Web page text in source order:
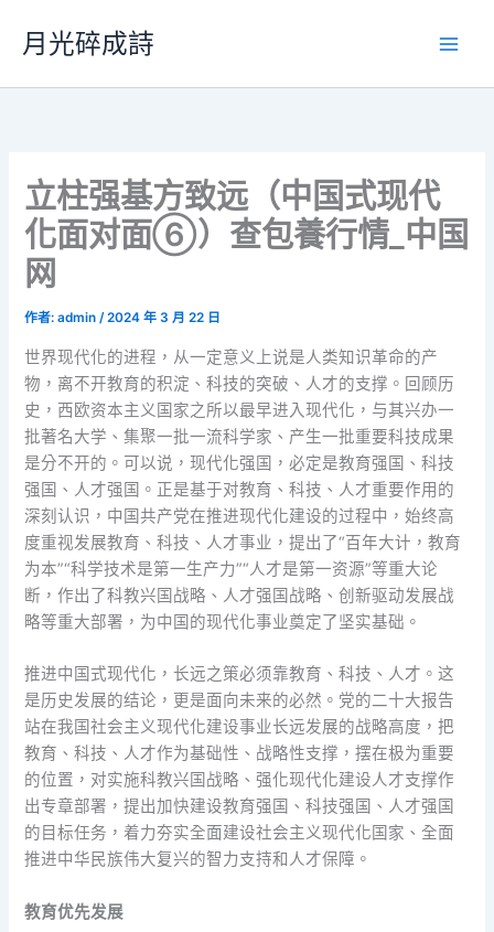
要
月光碎成詩
立柱强基方致远（中国式现代
化面对面⑥）查包養行情_中国
网
作者:admin/2024 年 3 月 22 日
世界现代化的进程，从一定意义上说是人类知识革命的产
物，离不开教育的积淀、科技的突破、人才的支撑。回顾历
史，西欧资本主义国家之所以最早进入现代化，与其兴办一
批著名大学、集聚一批一流科学家、产生一批重要科技成果
是分不开的。可以说，现代化强国，必定是教育强国、科技
强国、人才强国。正是基于对教育、科技、人才重要作用的
深刻认识，中国共产党在推进现代化建设的过程中，始终高
度重视发展教育、科技、人才事业，提出了“百年大计，教育
为本”“科学技术是第一生产力”“人才是第一资源”等重大论
断，作出了科教兴国战略、人才强国战略、创新驱动发展战
略等重大部署，为中国的现代化事业奠定了坚实基础。
推进中国式现代化，长远之策必须靠教育、科技、人才。这
是历史发展的结论，更是面向未来的必然。党的二十大报告
站在我国社会主义现代化建设事业长远发展的战略高度，把
教育、科技、人才作为基础性、战略性支撑，摆在极为重要
的位置，对实施科教兴国战略、强化现代化建设人才支撑作
出专章部署，提出加快建设教育强国、科技强国、人才强国
的目标任务，着力夯实全面建设社会主义现代化国家、全面
推进中华民族伟大复兴的智力支持和人才保障。
教育优先发展